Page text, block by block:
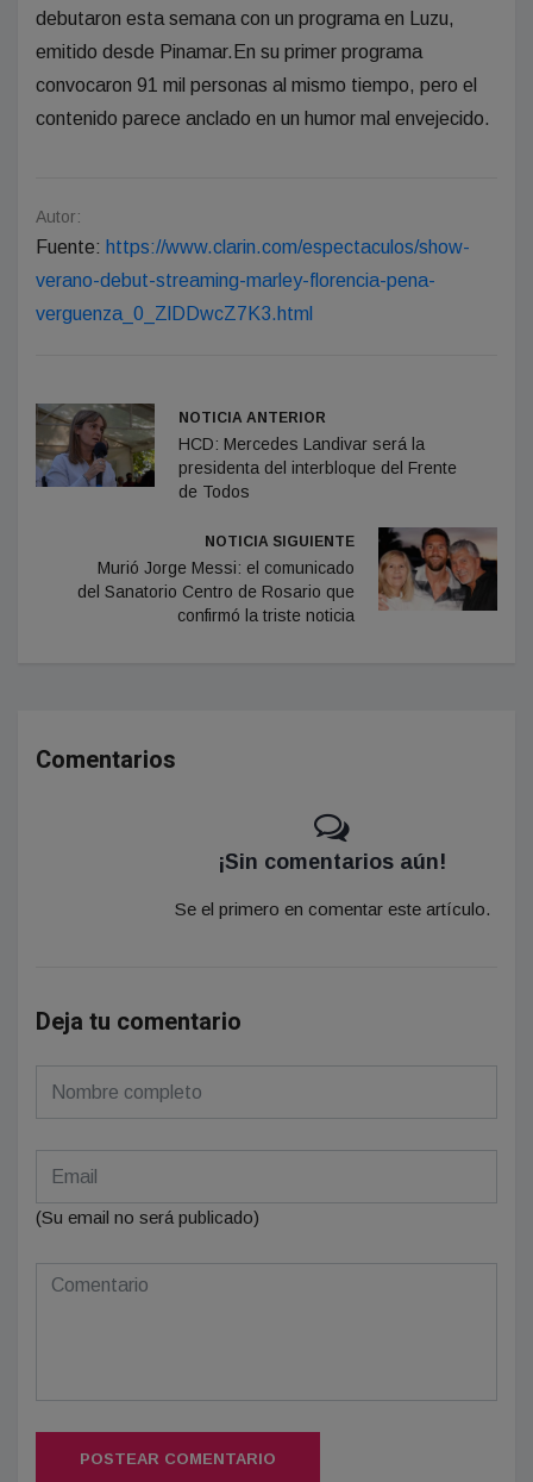
debutaron esta semana con un programa en Luzu,
emitido desde Pinamar.En su primer programa
convocaron 91 mil personas al mismo tiempo, pero el
contenido parece anclado en un humor mal envejecido.
Autor:
Fuente: https://www.clarin.com/espectaculos/show-
verano-debut-streaming-marley-florencia-pena-
verguenza_0_ZlDDwcZ7K3.html
NOTICIA ANTERIOR
HCD: Mercedes Landivar será la
presidenta del interbloque del Frente
de Todos
NOTICIA SIGUIENTE
Murió Jorge Messi: el comunicado
del Sanatorio Centro de Rosario que
confirmó la triste noticia
Comentarios
¡Sin comentarios aún!
Se el primero en comentar este artículo.
Deja tu comentario
(Su email no será publicado)
POSTEAR COMENTARIO